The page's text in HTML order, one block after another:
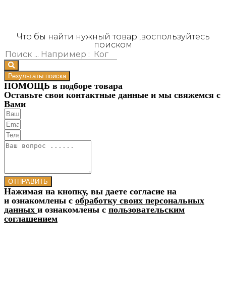
Что бы найти нужный товар ,воспользуйтесь
поиском
Результаты поиска
ПОМОЩЬ в подборе товара
Оставьте свои контактные данные и мы свяжемся с
Вами
ОТПРАВИТЬ
Нажимая на кнопку, вы даете согласие на
и ознакомлены с обработку своих персональных
данных и ознакомлены с пользовательским
соглашением